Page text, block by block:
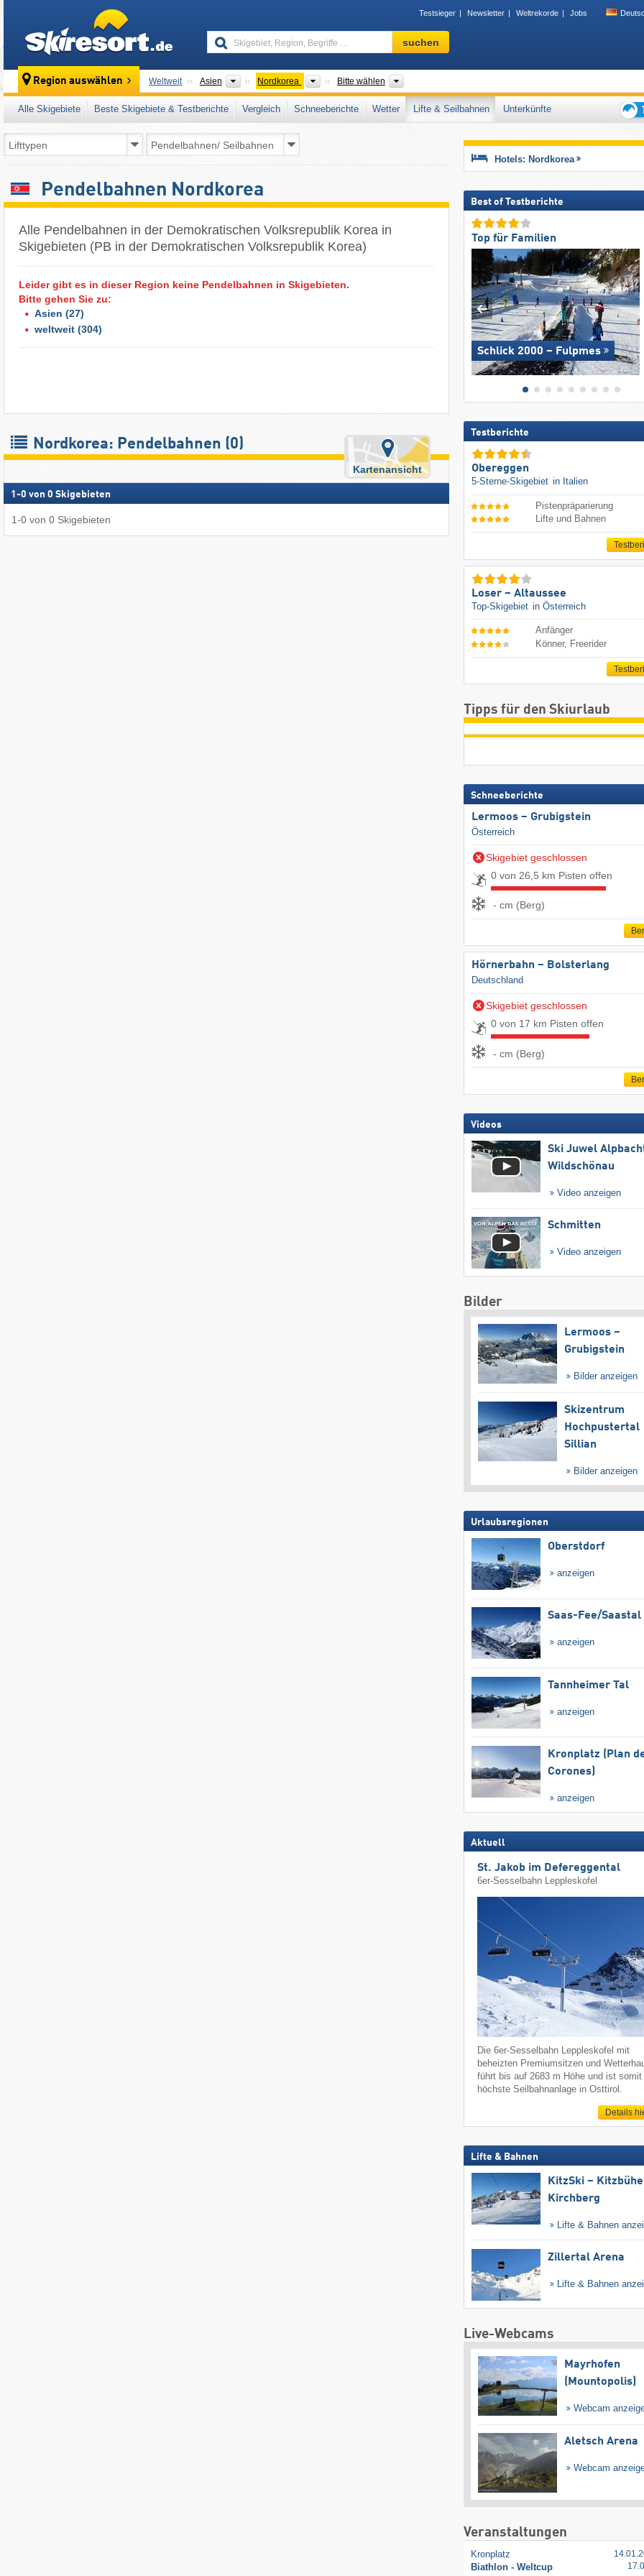
Testsieger Newsletter Weltrekorde Jobs
Skigebiet,
Region,
…
suchen
Region auswählen Weltweit Asien Kontinente
Nordkorea LänderBitte wählen
Alle Skigebiete Beste Skigebiete & Testberichte Vergleich Schneeberichte Wetter Lifte & Seilbahnen
Unterkünfte
für
Pendelbahnen Nordkorea
Alle Pendelbahnen in der Demokratischen Volksrepublik Korea in
Skigebieten (PB in der Demokratischen Volksrepublik Korea)
Leider gibt es in dieser Region keine Pendelbahnen in Skigebieten.
Bitte gehen Sie zu:
Asien (27)
weltweit (304)
Nordkorea: Pendelbahnen (0)
Kartenansicht
1 -0 von 0 Skigebieten
1-0 von 0 Skigebieten
Hotels: Nordkorea
Best of Testberichte
Top für Familien
Schlick 2000 – Fulpmes
Testberichte
Obereggen
5-Sterne-Skigebiet in Italien
Pistenpräparierung
Lifte und Bahnen
Loser – Altaussee
Top-Skigebiet in Österreich
Anfänger
Könner, Freerider
Tipps für den Skiurlaub
Schneeberichte
Lermoos – Grubigstein
Österreich
Skigebiet geschlossen
0 von 26,5 km Pisten offen
- cm (Berg)
Hörnerbahn – Bolsterlang
Deutschland
Skigebiet geschlossen
0 von 17 km Pisten offen
- cm (Berg)
Videos
Ski Juwel
Wildschönau
Video anzeigen
Schmitten
Video anzeigen
Bilder
Lermoos –
Grubigstein
Bilder anzeigen
Skizentrum
Hochpustertal
Sillian
Bilder anzeigen
Urlaubsregionen
Oberstdorf
anzeigen
Saas-Fee/​Saastal
anzeigen
Tannheimer Tal
anzeigen
Kronplatz (Plan
Corones)
anzeigen
Aktuell
St. Jakob im Defereggental
6er-Sesselbahn Leppleskofel
Die 6er-Sesselbahn Leppleskofel mit
beheizten Premiumsitzen und
führt bis auf 2683 m Höhe und ist somit
höchste Seilbahnanlage in Osttirol.
Details
Lifte & Bahnen
KitzSki –
Kirchberg
Lifte & Bahnen
Zillertal Arena
Lifte & Bahnen
Live-Webcams
Mayrhofen
(Mountopolis)
Webcam
Aletsch Arena
Webcam
Veranstaltungen
Kronplatz
Biathlon - Weltcup